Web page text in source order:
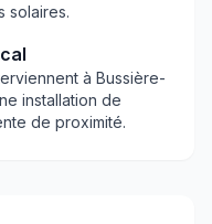
solaires.
à Bussière-
installation de
de proximité.